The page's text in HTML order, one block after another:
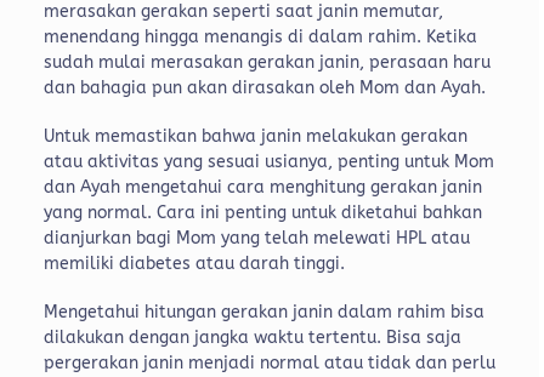
merasakan gerakan seperti saat janin memutar,
menendang hingga menangis di dalam rahim. Ketika
sudah mulai merasakan gerakan janin, perasaan haru
dan bahagia pun akan dirasakan oleh Mom dan Ayah.
Untuk memastikan bahwa janin melakukan gerakan
atau aktivitas yang sesuai usianya, penting untuk Mom
dan Ayah mengetahui cara menghitung gerakan janin
yang normal. Cara ini penting untuk diketahui bahkan
dianjurkan bagi Mom yang telah melewati HPL atau
memiliki diabetes atau darah tinggi.
Mengetahui hitungan gerakan janin dalam rahim bisa
dilakukan dengan jangka waktu tertentu. Bisa saja
pergerakan janin menjadi normal atau tidak dan perlu